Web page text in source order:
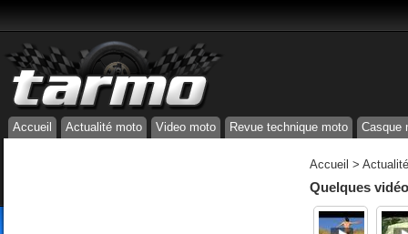
Accueil Actualité moto Video moto Revue technique moto Casque
Accueil >
Quelques